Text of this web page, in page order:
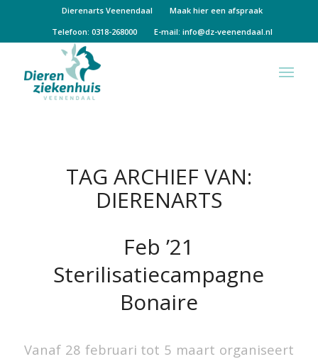
Dierenarts Veenendaal
Maak hier een afspraak
Telefoon: 0318-268000
E-mail:info@dz-veenendaal.nl
TAG ARCHIEF VAN:
DIERENARTS
Feb ’21
Sterilisatiecampagne
Bonaire
Vanaf 28 februari tot 5 maart organiseert